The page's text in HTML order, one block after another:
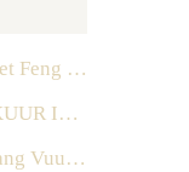
Help mij door de overgang met Feng Shui
PLAATS EEN ZOUTWATERKUUR IN HET ZUIDEN IN 2026
Welkom in het jaar van het Yang Vuur Paard